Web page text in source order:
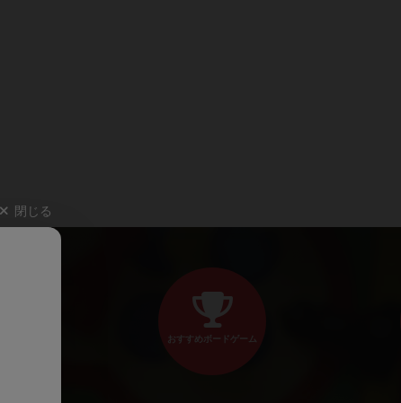
閉じる
おすすめボードゲーム